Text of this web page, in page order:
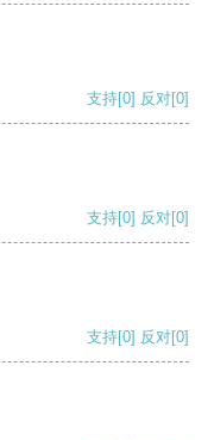
支持[0] 反对[0]
支持[0] 反对[0]
支持[0] 反对[0]